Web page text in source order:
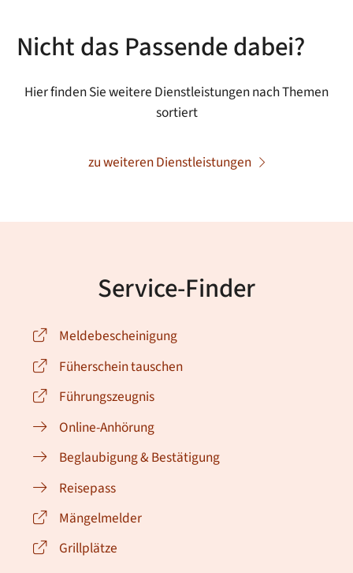
Nicht das Passende dabei?
Hier finden Sie weitere Dienstleistungen nach Themen
sortiert
zu weiteren Dienstleistungen
Service-Finder
Meldebescheinigung
Füherschein tauschen
Führungszeugnis
Online-Anhörung
Beglaubigung & Bestätigung
Reisepass
Mängelmelder
Grillplätze